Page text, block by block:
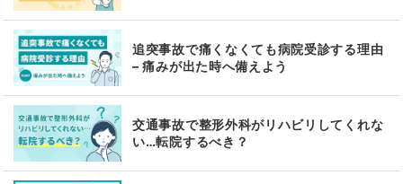
追突事故で痛くなくても病院受診する理由
– 痛みが出た時へ備えよう
交通事故で整形外科がリハビリしてくれな
い…転院するべき？